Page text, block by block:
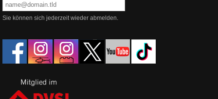
Sie können sich jederzeit wieder abmelden.